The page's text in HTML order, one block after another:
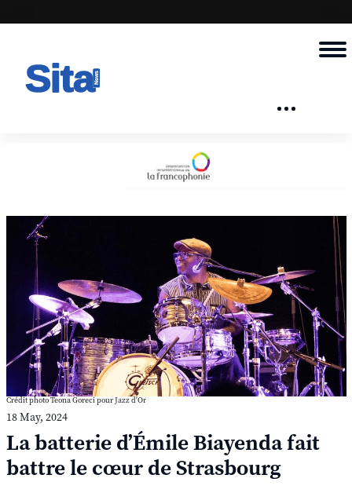
Crédit photo Teona Goreci pour Jazz d'Or
18 May, 2024
La batterie d’Émile Biayenda fait
battre le cœur de Strasbourg